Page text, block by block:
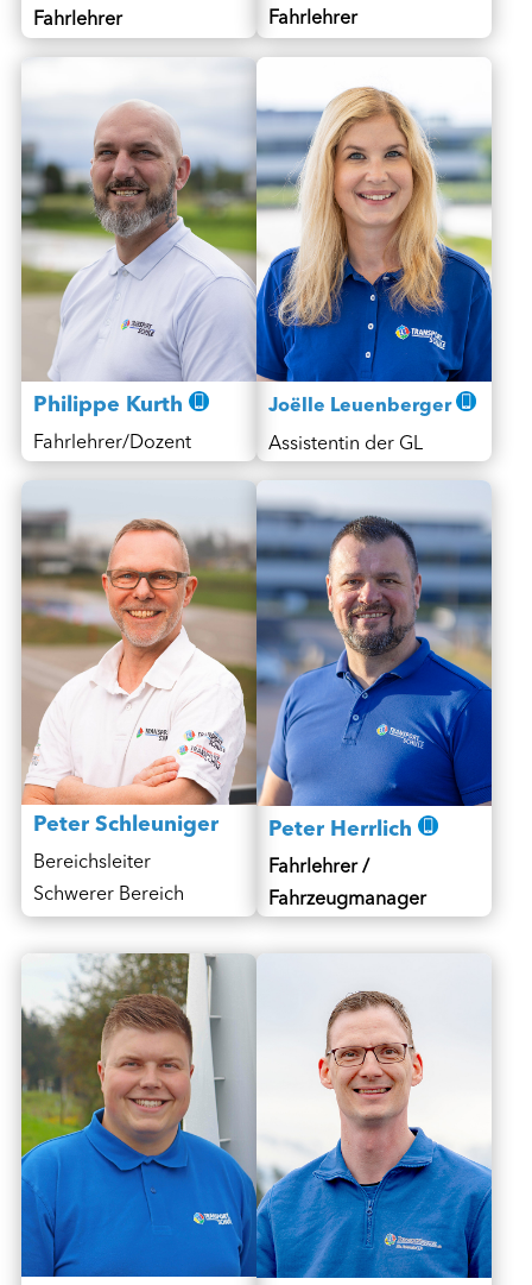
Fahrlehrer Fahrlehrer
Philippe Kurth
Fahrlehrer/Dozent
Joëlle Leuenberger
Assistentin der GL
Peter Schleuniger
Bereichsleiter
Schwerer Bereich
Peter Herrlich
Fahrlehrer /
Fahrzeugmanager